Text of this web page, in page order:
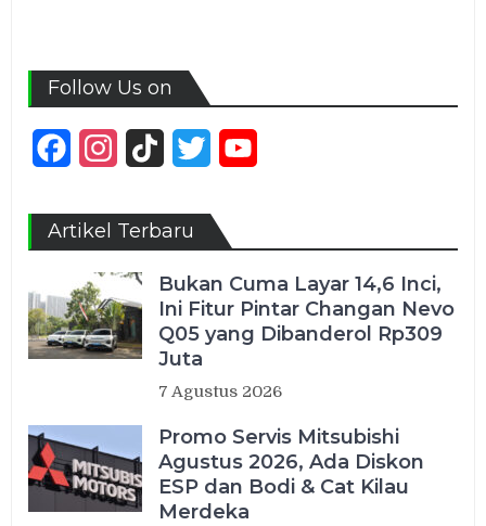
Follow Us on
FacebookInstagram
TikTok Twitter
Artikel Terbaru
Bukan Cuma Layar 14,6 Inci,
Ini Fitur Pintar Changan Nevo
Q05 yang Dibanderol Rp309
Juta
7 Agustus 2026
Promo Servis Mitsubishi
Agustus 2026, Ada Diskon
ESP dan Bodi & Cat Kilau
Merdeka